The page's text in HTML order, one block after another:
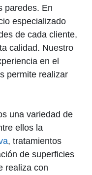
paredes. En
especializado
de cada cliente,
calidad. Nuestro
en el
permite realizar
una variedad de
ellos la
, tratamientos
de superficies
realiza con